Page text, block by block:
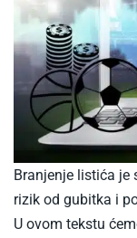
Branjenje listića
rizik od gubitka i
U ovom tekstu